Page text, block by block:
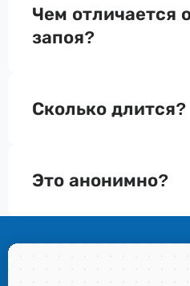
Чем отличается
запоя?
Сколько длится?
Это анонимно?